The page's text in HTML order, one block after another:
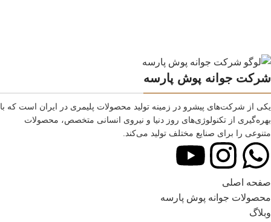
شرکت جوانه پوش پارسه
یکی از شرکت‌های پیشرو در زمینه تولید محصولات پلیمری در ایران است که با
بهره‌گیری از تکنولوژی‌های روز دنیا و نیروی انسانی متخصص، محصولات
متنوعی را برای صنایع مختلف تولید می‌کند.
صفحه اصلی
محصولات جوانه پوش پارسه
وبلاگ